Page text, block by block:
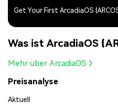
Get Your First ArcadiaOS
Was ist ArcadiaOS
Mehr über ArcadiaOS
Preisanalyse
Aktuell